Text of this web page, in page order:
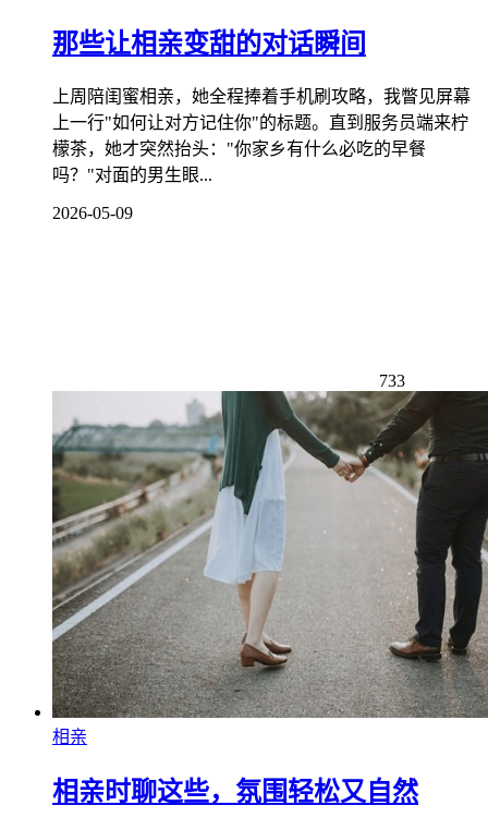
那些让相亲变甜的对话瞬间
上周陪闺蜜相亲，她全程捧着手机刷攻略，我瞥见屏幕
上一行"如何让对方记住你"的标题。直到服务员端来柠
檬茶，她才突然抬头："你家乡有什么必吃的早餐
吗？"对面的男生眼...
2026-05-09
733
相亲
相亲时聊这些，氛围轻松又自然